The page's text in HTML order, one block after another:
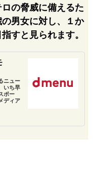
の脅威に備えるた
男女に対し、１か
すと見られます。
ニュー
いち早
ポー
ディア